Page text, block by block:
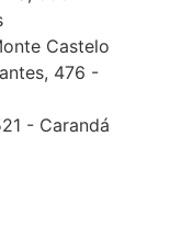
Castelo
476 -
- Carandá